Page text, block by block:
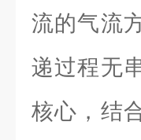
流的气流
递过程无
核心，结